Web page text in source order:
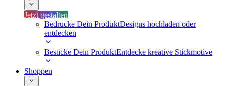
Jetzt gestalten
Bedrucke Dein ProduktDesigns hochladen oder
entdecken
Besticke Dein ProduktEntdecke kreative Stickmotive
Shoppen